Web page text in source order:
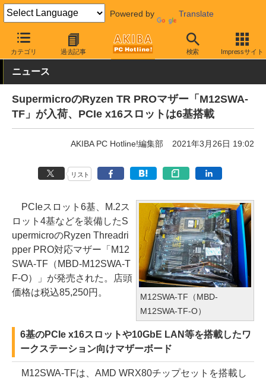
Powered by Translate
カテゴリ 過去記事 検索 Impressサイト
AKIBA PC Hotline! PCパーツ マザーボード Supermicro
ニュース
SupermicroのRyzen TR PROマザー「M12SWA-
TF」が入荷、PCIe x16スロットは6基搭載
AKIBA PC Hotline!編集部 2021年3月26日 19:02
リスト
M12SWA-TF（MBD-
M12SWA-TF-O）
PCIeスロット6基、M.2ス
ロット4基などを装備したS
upermicroのRyzen Threadri
pper PRO対応マザー「M12
SWA-TF（MBD-M12SWA-T
F-O）」が発売された。店頭
価格は税込85,250円。
6基のPCIe x16スロットや10GbE LAN等を搭載したワ
ークステーション向けマザーボード
M12SWA-TFは、AMD WRX80チップセットを搭載し